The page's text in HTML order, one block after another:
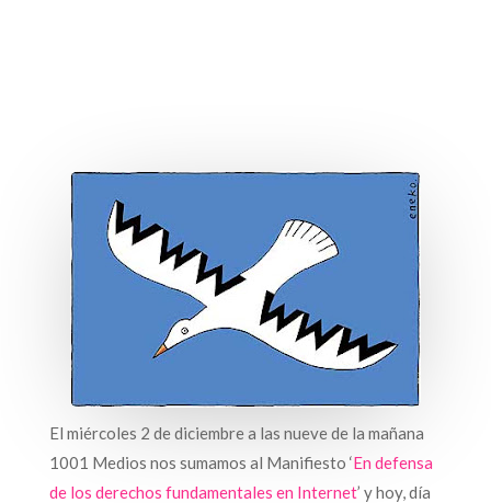
El miércoles 2 de diciembre a las nueve de la mañana
1001 Medios nos sumamos al Manifiesto ‘En defensa
de los derechos fundamentales en Internet’ y hoy, día